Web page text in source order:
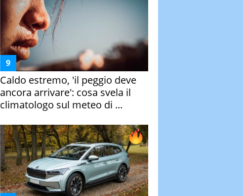
Caldo estremo, 'il peggio deve
ancora arrivare': cosa svela il
climatologo sul meteo di ...